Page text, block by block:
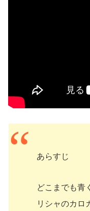
あらすじ
どこまでも青
リシャのカロ